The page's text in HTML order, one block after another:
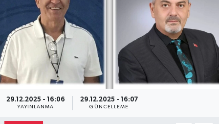
29.12.2025 - 16:06
YAYINLANMA
29.12.2025 - 16:07
GÜNCELLEME